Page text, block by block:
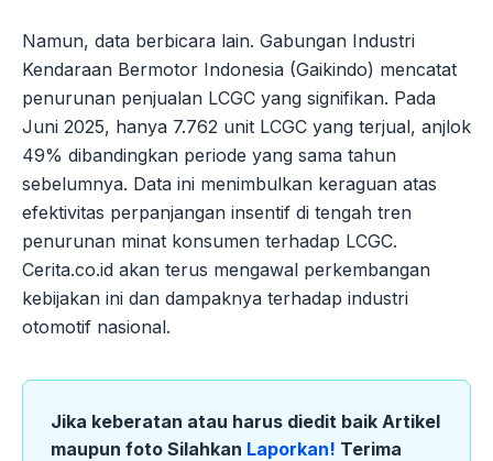
Namun, data berbicara lain. Gabungan Industri
Kendaraan Bermotor Indonesia (Gaikindo) mencatat
penurunan penjualan LCGC yang signifikan. Pada
Juni 2025, hanya 7.762 unit LCGC yang terjual, anjlok
49% dibandingkan periode yang sama tahun
sebelumnya. Data ini menimbulkan keraguan atas
efektivitas perpanjangan insentif di tengah tren
penurunan minat konsumen terhadap LCGC.
Cerita.co.id akan terus mengawal perkembangan
kebijakan ini dan dampaknya terhadap industri
otomotif nasional.
Jika keberatan atau harus diedit baik Artikel
maupun foto Silahkan Laporkan! Terima